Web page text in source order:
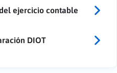
ejercicio contable
DIOT